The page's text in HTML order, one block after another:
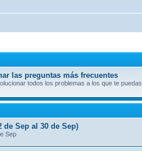
las preguntas más frecuentes
todos los problemas a los que te puedas
Sep al 30 de Sep)
Sep